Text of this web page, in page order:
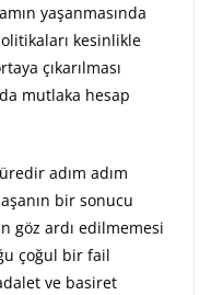
yaşanmasında
kesinlikle
çıkarılması
mutlaka hesap
adım adım
bir sonucu
göz ardı edilmemesi
çoğul bir fail
ve basiret